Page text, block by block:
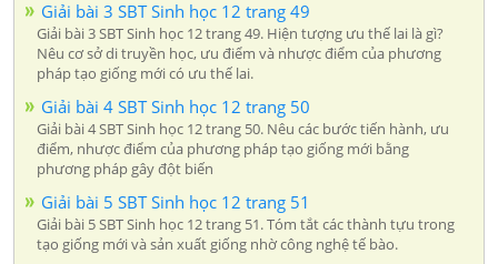
Giải bài 3 SBT Sinh học 12 trang 49
Giải bài 3 SBT Sinh học 12 trang 49. Hiện tượng ưu thế lai là gì?
Nêu cơ sở di truyền học, ưu điểm và nhược điểm của phương
pháp tạo giống mới có ưu thế lai.
Giải bài 4 SBT Sinh học 12 trang 50
Giải bài 4 SBT Sinh học 12 trang 50. Nêu các bước tiến hành, ưu
điểm, nhược điểm của phương pháp tạo giống mới bằng
phương pháp gây đột biến
Giải bài 5 SBT Sinh học 12 trang 51
Giải bài 5 SBT Sinh học 12 trang 51. Tóm tắt các thành tựu trong
tạo giống mới và sản xuất giống nhờ công nghệ tế bào.